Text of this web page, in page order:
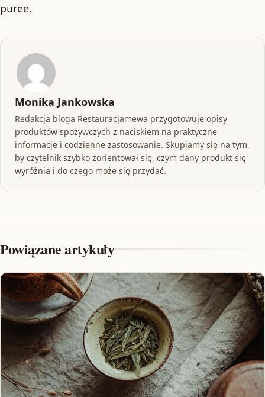
puree.
Monika Jankowska
Redakcja bloga Restauracjamewa przygotowuje opisy
produktów spożywczych z naciskiem na praktyczne
informacje i codzienne zastosowanie. Skupiamy się na tym,
by czytelnik szybko zorientował się, czym dany produkt się
wyróżnia i do czego może się przydać.
Powiązane artykuły